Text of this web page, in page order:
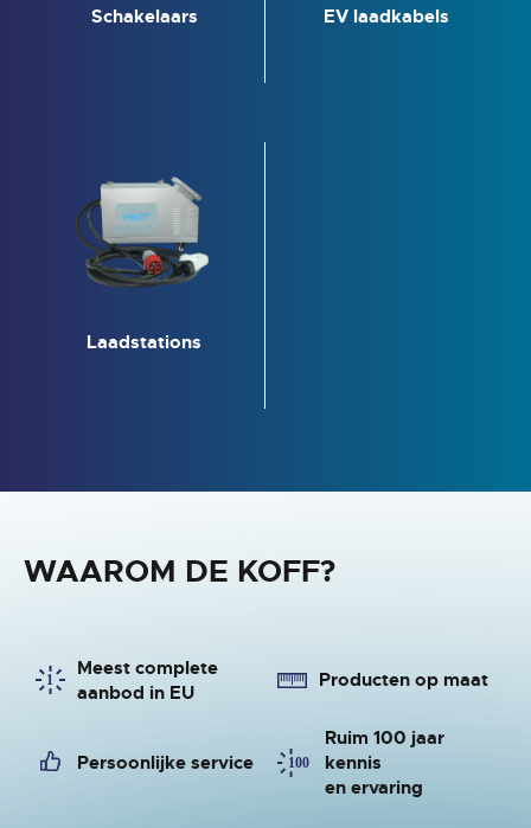
Schakelaars EV laadkabels
Laadstations
WAAROM DE KOFF?
Meest complete
aanbod in EU
Producten op maat
Persoonlijke service
Ruim 100 jaar
kennis
en ervaring